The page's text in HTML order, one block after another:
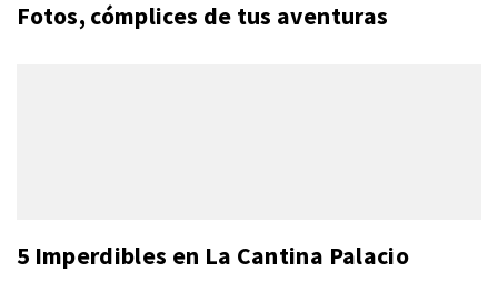
Fotos, cómplices de tus aventuras
5 Imperdibles en La Cantina Palacio